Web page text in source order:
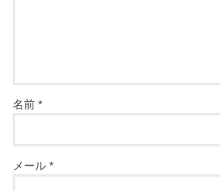
名前*
メール*